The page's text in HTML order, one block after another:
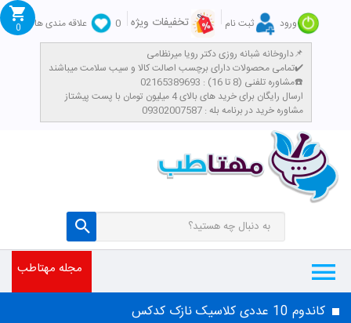
ورود ثبت نام تخفیفات ویژه 0
علاقه مندی ها
داروخانه شبانه روزی دکتر رویا میرنظامی📌
تمامی محصولات دارای برچسب اصالت کالا و سیب سلامت میباشند✔️
مشاوره تلفنی (8 تا 16) : 02165389693☎️
​ارسال رایگان برای خرید های بالای 4 میلیون تومان با پست پیشتاز
مشاوره خرید در برنامه بله : 09302007587
0
مجله مهتاطب
کاندوم 10 عددی کلاسیک نازک کدکس